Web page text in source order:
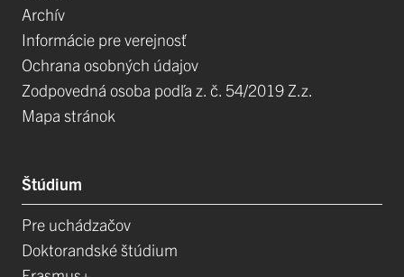
Archív
Informácie pre verejnosť
Ochrana osobných údajov
Zodpovedná osoba podľa z. č. 54/2019 Z.z.
Mapa stránok
Štúdium
Pre uchádzačov
Doktorandské štúdium